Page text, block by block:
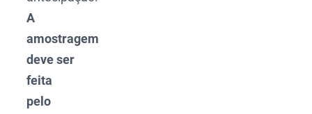
A
amostragem
deve ser
feita
pelo